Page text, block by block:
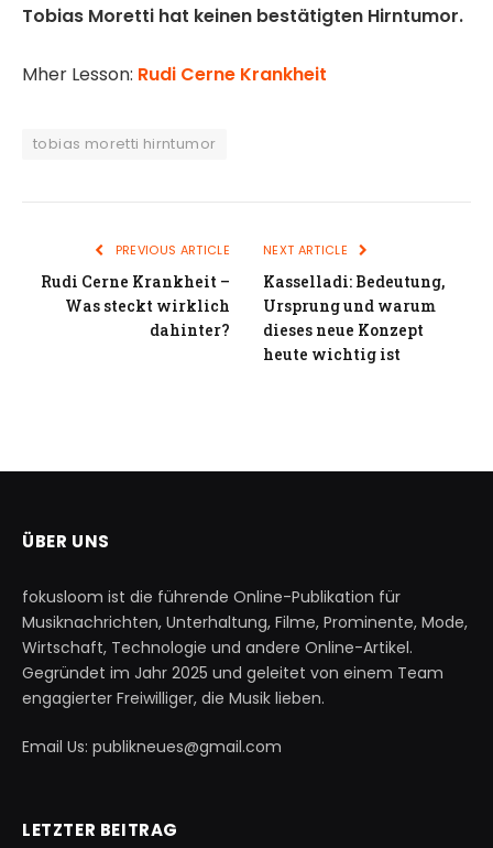
Tobias Moretti hat keinen bestätigten Hirntumor.
Mher Lesson: Rudi Cerne Krankheit
tobias moretti hirntumor
PREVIOUS ARTICLE
Rudi Cerne Krankheit –
Was steckt wirklich
dahinter?
NEXT ARTICLE
Kasselladi: Bedeutung,
Ursprung und warum
dieses neue Konzept
heute wichtig ist
ÜBER UNS
fokusloom ist die führende Online-Publikation für
Musiknachrichten, Unterhaltung, Filme, Prominente, Mode,
Wirtschaft, Technologie und andere Online-Artikel.
Gegründet im Jahr 2025 und geleitet von einem Team
engagierter Freiwilliger, die Musik lieben.
Email Us: publikneues@gmail.com
LETZTER BEITRAG